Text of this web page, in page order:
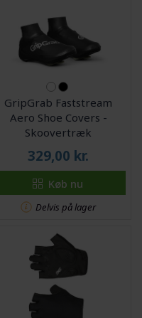
GripGrab Faststream
Aero Shoe Covers -
Skoovertræk
329,00 kr.
Køb nu
Delvis på lager